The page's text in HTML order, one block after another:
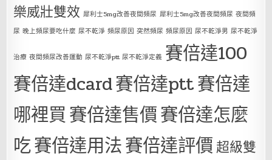
樂威壯雙效 犀利士5mg改善夜間頻尿 犀利士5mg改善夜間頻尿 夜間頻
尿 晚上頻尿要吃什麼 尿不乾淨 頻尿原因 突然頻尿 頻尿原因 尿不乾淨男 尿不乾淨
治療 夜間頻尿改善運動 尿不乾淨ptt 尿不乾淨定義 賽倍達100
賽倍達dcard賽倍達ptt賽倍達
哪裡買賽倍達售價賽倍達怎麼
吃賽倍達用法賽倍達評價超級雙